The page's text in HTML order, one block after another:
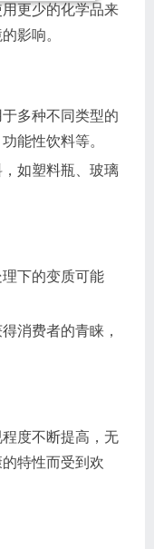
更少的化学品来
影响。
于多种不同类型的
能性饮料等。
，如塑料瓶、玻璃
理下的变质可能
消费者的青睐，
程度不断提高，无
特性而受到欢